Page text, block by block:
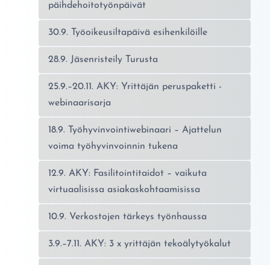
päihdehoitotyönpäivät
30.9. Työoikeusiltapäivä esihenkilöille
28.9. Jäsenristeily Turusta
25.9.–20.11. AKY: Yrittäjän peruspaketti -
webinaarisarja
18.9. Työhyvinvointiwebinaari – Ajattelun
voima työhyvinvoinnin tukena
12.9. AKY: Fasilitointitaidot – vaikuta
virtuaalisissa asiakaskohtaamisissa
10.9. Verkostojen tärkeys työnhaussa
3.9.–7.11. AKY: 3 x yrittäjän tekoälytyökalut